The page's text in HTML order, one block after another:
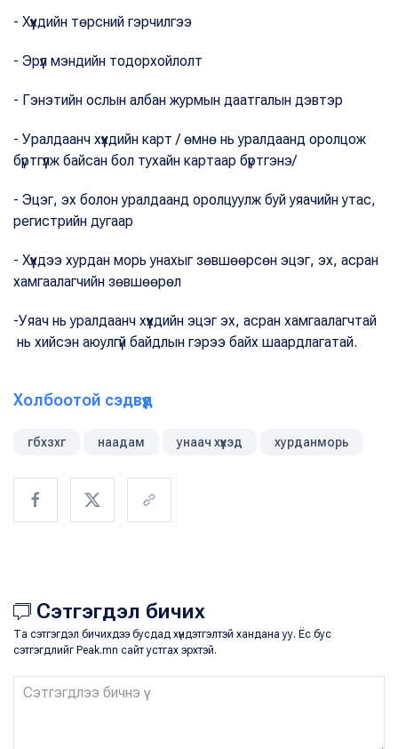
- Хүүхдийн төрсний гэрчилгээ
- Эрүүл мэндийн тодорхойлолт
- Гэнэтийн ослын албан журмын даатгалын дэвтэр
- Уралдаанч хүүхдийн карт / өмнө нь уралдаанд оролцож
бүртгүүлж байсан бол тухайн картаар бүртгэнэ/
- Эцэг, эх болон уралдаанд оролцуулж буй уяачийн утас,
регистрийн дугаар
- Хүүхдээ хурдан морь унахыг зөвшөөрсөн эцэг, эх, асран
хамгаалагчийн зөвшөөрөл
-Уяач нь уралдаанч хүүхдийн эцэг эх, асран хамгаалагчтай
нь хийсэн аюулгүй байдлын гэрээ байх шаардлагатай.
Холбоотой сэдвүүд
гбхзхг наадам унаач хүүхэд хурданморь
Сэтгэгдэл бичих
Та сэтгэгдэл бичихдээ бусдад хүндэтгэлтэй хандана уу. Ёс бус
сэтгэгдлийг Peak.mn сайт устгах эрхтэй.